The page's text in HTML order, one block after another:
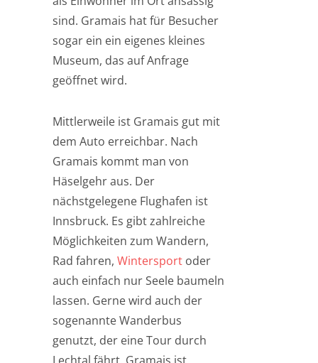
sind. Gramais hat für Besucher
sogar ein ein eigenes kleines
Museum, das auf Anfrage
geöffnet wird.
Mittlerweile ist Gramais gut mit
dem Auto erreichbar. Nach
Gramais kommt man von
Häselgehr aus. Der
nächstgelegene Flughafen ist
Innsbruck. Es gibt zahlreiche
Möglichkeiten zum Wandern,
Rad fahren, Wintersport oder
auch einfach nur Seele baumeln
lassen. Gerne wird auch der
sogenannte Wanderbus
genutzt, der eine Tour durch